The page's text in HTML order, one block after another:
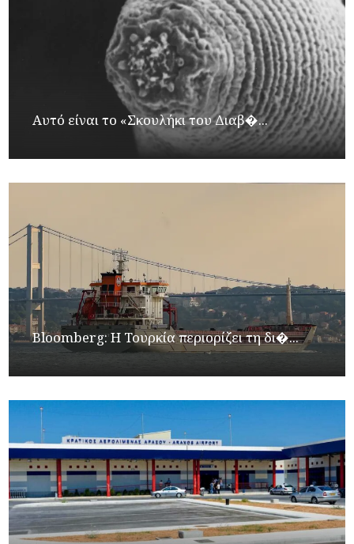
Αυτό είναι το «Σκουλήκι του Διαβ�...
Bloomberg: Η Τουρκία περιορίζει τη δι�...